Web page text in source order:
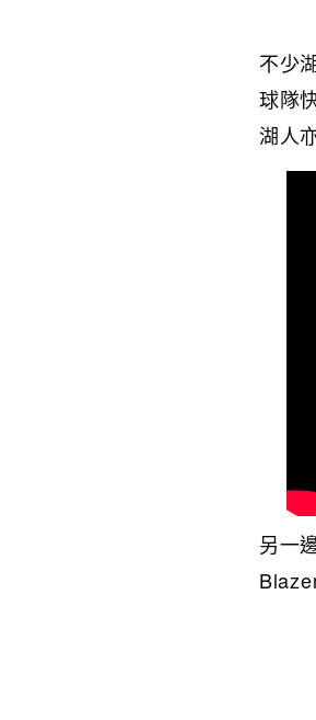
不少
球隊
湖人
另一